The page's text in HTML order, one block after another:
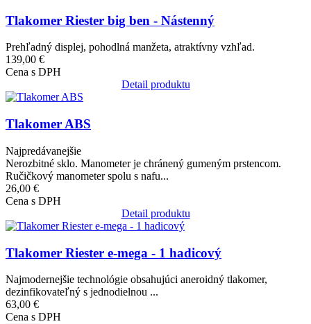
Tlakomer Riester big ben - Nástenný
Prehľadný displej, pohodlná manžeta, atraktívny vzhľad.
139,00 €
Cena s DPH
Detail produktu
Obrázok
Tlakomer ABS
Najpredávanejšie
Nerozbitné sklo. Manometer je chránený gumeným prstencom.
Ručičkový manometer spolu s nafu...
26,00 €
Cena s DPH
Detail produktu
Obrázok
Tlakomer Riester e-mega - 1 hadicový
Najmodernejšie technológie obsahujúci aneroidný tlakomer,
dezinfikovateľný s jednodielnou ...
63,00 €
Cena s DPH